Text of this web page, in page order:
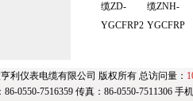
缆ZD-
YGCFRP2
缆ZNH-
YGCFRP
利仪表电缆有限公司 版权所有 总访问量：
86-0550-7516359 传真：86-0550-7511306 手